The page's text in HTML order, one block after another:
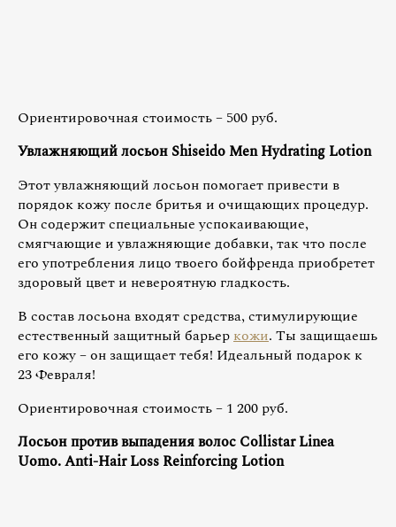
Ориентировочная стоимость – 500 руб.
Увлажняющий лосьон Shiseido Men Hydrating Lotion
Этот увлажняющий лосьон помогает привести в
порядок кожу после бритья и очищающих процедур.
Он содержит специальные успокаивающие,
смягчающие и увлажняющие добавки, так что после
его употребления лицо твоего бойфренда приобретет
здоровый цвет и невероятную гладкость.
В состав лосьона входят средства, стимулирующие
естественный защитный барьеркожи. Ты защищаешь
его кожу – он защищает тебя! Идеальный подарок к
23 Февраля!
Ориентировочная стоимость – 1 200 руб.
Лосьон против выпадения волос Collistar Linea
Uomo. Anti-Hair Loss Reinforcing Lotion